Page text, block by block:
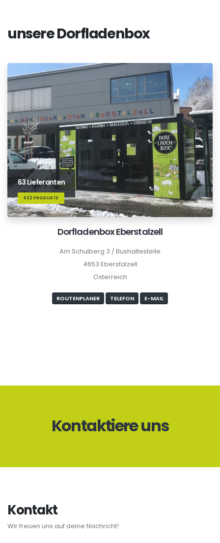
unsere Dorfladenbox
63 Lieferanten
632 PRODUKTE
Dorfladenbox Eberstalzell
Am Schulberg 3 / Bushaltestelle
4653 Eberstalzell
Österreich
ROUTENPLANER TELEFON E-MAIL
Kontaktiere uns
Kontakt
Wir freuen uns auf deine Nachricht!